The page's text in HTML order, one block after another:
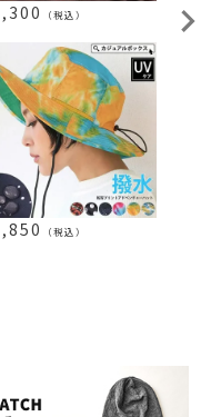
（税込） ¥
（税込）